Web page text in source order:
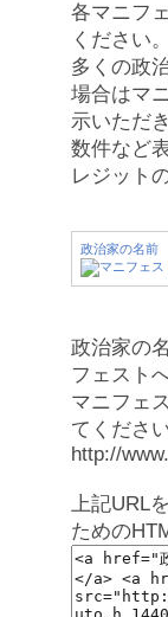
各マニフ
ください。
多くの政
場合はマ
示いただき
数件など
レジット
政治家の名前
政治家の
フェスト
マニフェ
てください
http://
上記URL
ための